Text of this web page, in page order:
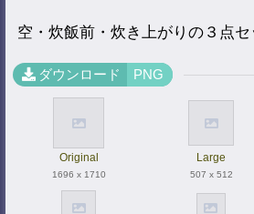
空・炊飯前・炊き上がりの３点セ
ダウンロード PNG
Original
1696 x 1710
Large
507 x 512